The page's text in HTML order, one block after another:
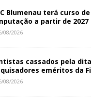
Blumenau terá curso
a partir de 2027
08/2026
cassados pela
eméritos da
08/2026